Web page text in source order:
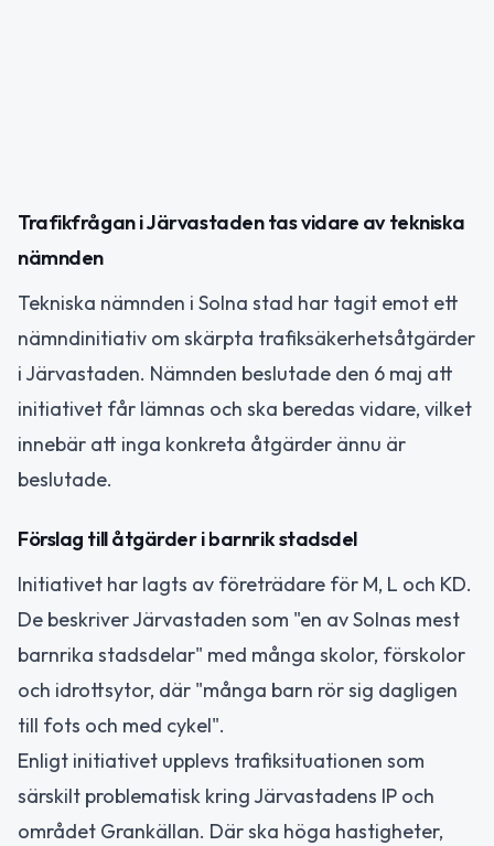
Trafikfrågan i Järvastaden tas vidare av tekniska
nämnden
Tekniska nämnden i Solna stad har tagit emot ett
nämndinitiativ om skärpta trafiksäkerhetsåtgärder
i Järvastaden. Nämnden beslutade den 6 maj att
initiativet får lämnas och ska beredas vidare, vilket
innebär att inga konkreta åtgärder ännu är
beslutade.
Förslag till åtgärder i barnrik stadsdel
Initiativet har lagts av företrädare för M, L och KD.
De beskriver Järvastaden som "en av Solnas mest
barnrika stadsdelar" med många skolor, förskolor
och idrottsytor, där "många barn rör sig dagligen
till fots och med cykel".
Enligt initiativet upplevs trafiksituationen som
särskilt problematisk kring Järvastadens IP och
området Grankällan. Där ska höga hastigheter,